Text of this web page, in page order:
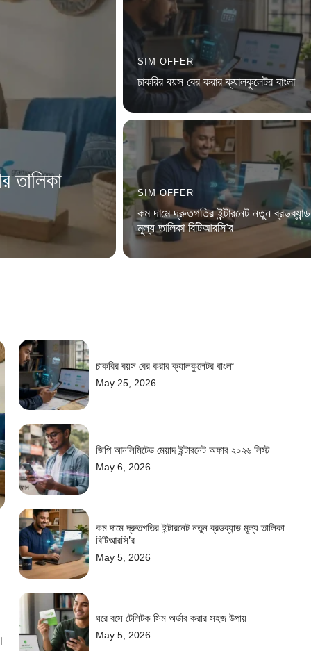
তালিকা
SIM OFFER
চাকরির বয়স বের করার ক্যালকুলেটর বাংলা
SIM OFFER
কম দামে দ্রুতগতির ইন্টারনেট নতুন ব্রডব্যান্ড
মূল্য তালিকা বিটিআরসি’র
চাকরির বয়স বের করার ক্যালকুলেটর বাংলা
May 25, 2026
জিপি আনলিমিটেড মেয়াদ ইন্টারনেট অফার ২০২৬ লিস্ট
May 6, 2026
কম দামে দ্রুতগতির ইন্টারনেট নতুন ব্রডব্যান্ড মূল্য তালিকা
বিটিআরসি’র
May 5, 2026
ঘরে বসে টেলিটক সিম অর্ডার করার সহজ উপায়
May 5, 2026